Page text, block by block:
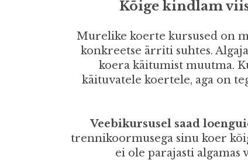
Kõige kindlam
Murelike koerte kursused on
konkreetse ärriti suhtes.
koera käitumist muutma.
käituvatele koertele, aga on
Veebikursusel saad
trennikoormusega sinu koer
ei ole parajasti algamas